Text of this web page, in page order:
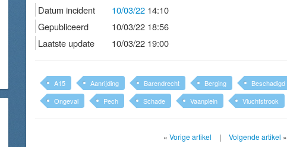
Datum incident
10/03/22 14:10
Gepubliceerd
10/03/22 18:56
Laatste update
10/03/22 19:00
A15 Aanrijding Barendrecht Berging Beschadigd
Ongeval
Pech Schade Vaanplein Vluchtstrook
« Vorige artikel | Volgende artikel »